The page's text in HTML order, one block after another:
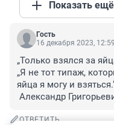
Показать
Гость
16 декабря 2023, 12:59
„Только взялся за
„Я не тот типаж,
яйца я могу и
Александр
ОТВЕТИТЬ